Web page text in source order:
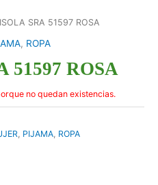
SRA 51597 ROSA
, ROPA
51597 ROSA
no quedan existencias.
, PIJAMA, ROPA